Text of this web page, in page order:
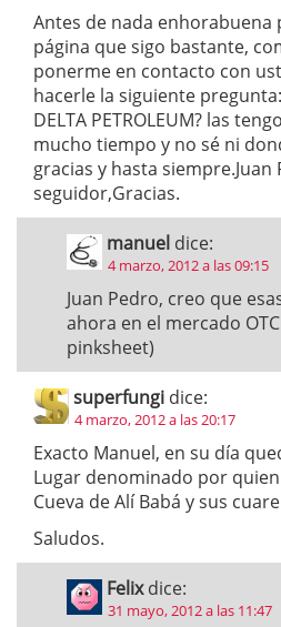
Antes de nada enhorabuena
página que sigo bastante,
ponerme en contacto con
hacerle la siguiente
DELTA PETROLEUM? las
mucho tiempo y no sé ni
gracias y hasta siempre.Juan
seguidor,Gracias.
manuel dice:
4 marzo, 2012 a las 09:15
Juan Pedro, creo que
ahora en el mercado
pinksheet)
superfungi dice:
4 marzo, 2012 a las 20:17
Exacto Manuel, en su día
Lugar denominado por
Cueva de Alí Babá y sus
Saludos.
Felix dice:
31 mayo, 2012 a las 11:47